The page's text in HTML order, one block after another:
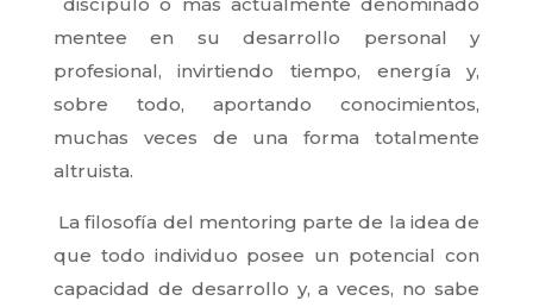
mentee en su desarrollo personal y
profesional, invirtiendo tiempo, energía y,
sobre todo, aportando conocimientos,
muchas veces de una forma totalmente
altruista.
La filosofía del mentoring parte de la idea de
que todo individuo posee un potencial con
capacidad de desarrollo y, a veces, no sabe